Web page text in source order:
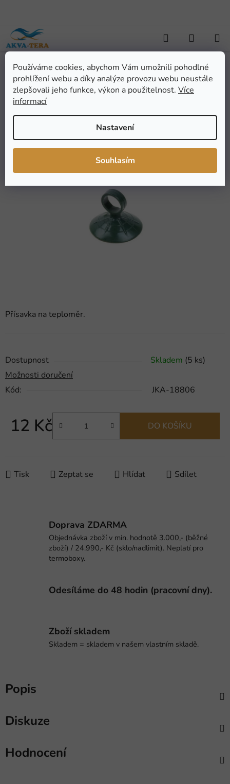
Používáme cookies, abychom Vám umožnili pohodlné
prohlížení webu a díky analýze provozu webu neustále
zlepšovali jeho funkce, výkon a použitelnost. Více
informací
Nastavení
Souhlasím
obsah
Hledat
KOŠÍK
Domů / AKVARISTIKA / Akvarijní technika / Přísavka na teploměr
Přísavka na teploměr.
Dostupnost Skladem (5 ks)
Možnosti doručení
Kód:
JKA-18806
12 Kč
Měrná cena:
DO KOŠÍKU
Tisk Zeptat se Hlídat Sdílet
Přísavka na teploměr
Průměrné
hodnocení
5
Neohodnoceno
Značka:JKA
Doprava ZDARMA
Objednávka zboží v min. hodnotě 3.000,- (běžné
zboží) / 24.990,- Kč (sklo/nadlimit). Neplatí pro
termoboxy.
Odesíláme do 48 hodin (pracovní dny).
Zboží skladem
Skladem = skladem v našem vlastním skladě.
Popis
Diskuze
Hodnocení